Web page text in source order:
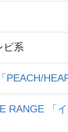
ビ系
「PEACH/
RANGE 「